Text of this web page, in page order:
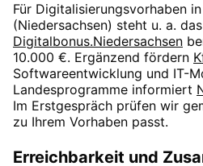
Für Digitalisierungsvorhaben in
(Niedersachsen) steht u. a.
Digitalbonus.Niedersachsen
10.000 €. Ergänzend fördern
Softwareentwicklung und IT-
Landesprogramme informiert
Im Erstgespräch prüfen wir
zu Ihrem Vorhaben passt.
Erreichbarkeit und